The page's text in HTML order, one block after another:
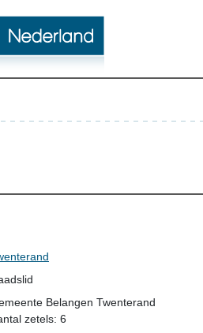
Belangen Twenterand
zetels: 6